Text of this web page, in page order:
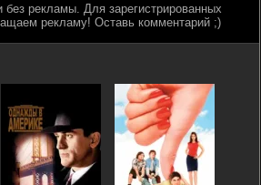
без рекламы. Для зарегистрированных
рекламу! Оставь комментарий ;)